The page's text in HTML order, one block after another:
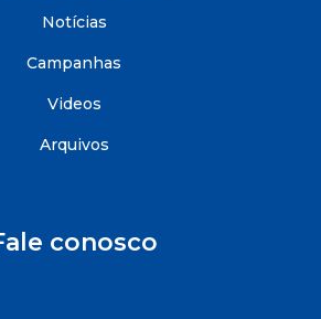
Notícias
Campanhas
Videos
Arquivos
conosco